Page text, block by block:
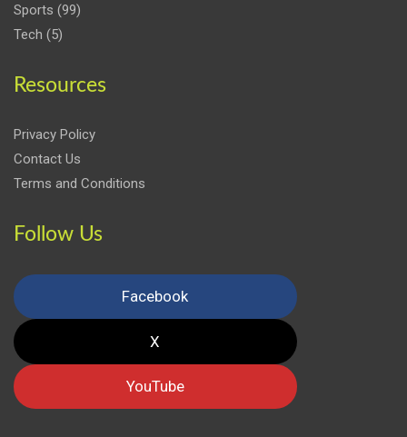
Sports (99)
Tech (5)
Resources
Privacy Policy
Contact Us
Terms and Conditions
Follow Us
Facebook
X
YouTube